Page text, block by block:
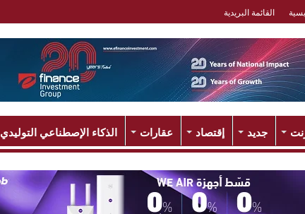
القائمة البريدية
جديد إقتصاد عقارات الذكاء الإصطناعي التوليدي